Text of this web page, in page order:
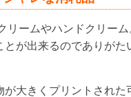
ームやハンドクリーム
が出来るのでありがた
大きくプリントされた